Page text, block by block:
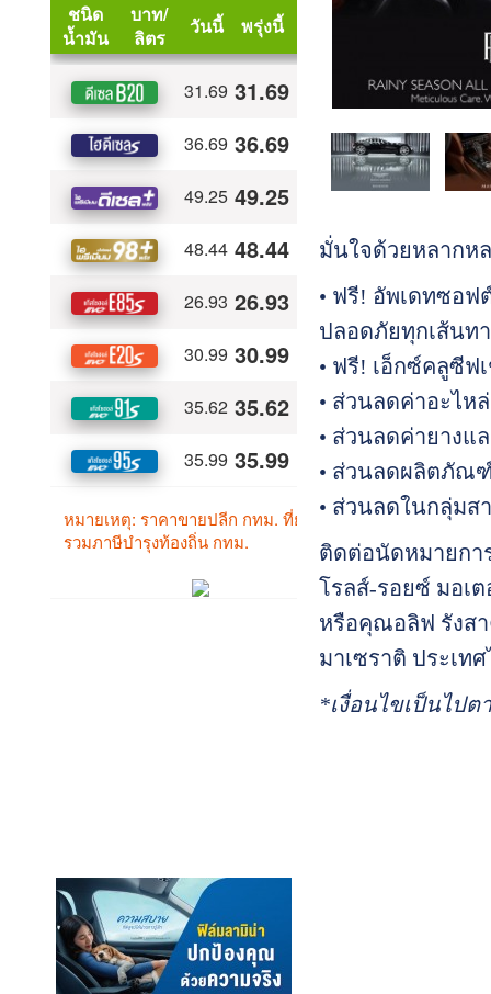
มั่นใจด้วยหลากห
• ฟรี! อัพเดทซอฟ
ปลอดภัยทุกเส้นท
• ฟรี! เอ็กซ์คลูซีฟ
• ส่วนลดค่าอะไห
• ส่วนลดค่ายางแ
• ส่วนลดผลิตภัณฑ์
• ส่วนลดในกลุ่มส
ติดต่อนัดหมายกา
โรลส์-รอยซ์ มอเ
หรือคุณอลิฟ รังสา
มาเซราติ ประเทศ
*เงื่อนไขเป็นไป